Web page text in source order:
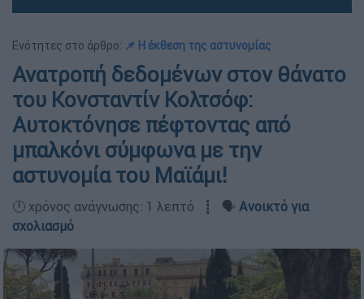
Ενότητες στο άρθρο: 📌 Η έκθεση της αστυνομίας
Ανατροπή δεδομένων στον θάνατο
του Κονσταντίν Κολτσόφ:
Αυτοκτόνησε πέφτοντας από
μπαλκόνι σύμφωνα με την
αστυνομία του Μαϊάμι!
🕛 χρόνος ανάγνωσης: 1 λεπτό ┋ 🗣️ Ανοικτό για
σχολιασμό